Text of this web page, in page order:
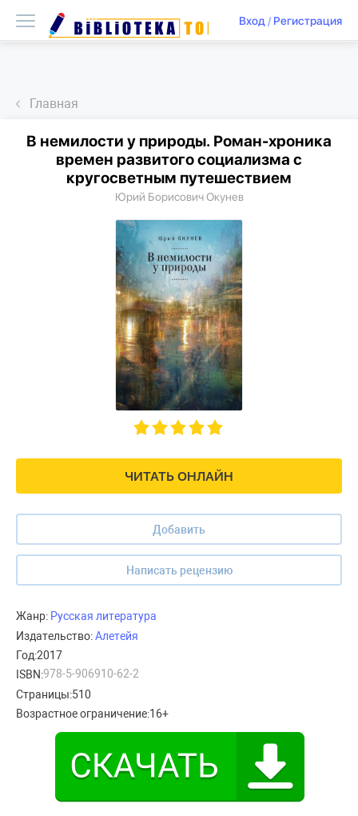
Вход/ Регистрация
Главная
ЧИТАТЬ ОНЛАЙН
Добавить
Написать рецензию
В немилости у природы. Роман-хроника
времен развитого социализма с
кругосветным путешествием
Юрий Борисович Окунев
Жанр: Русская литература
Издательство:Алетейя
Год:2017
ISBN:978-5-906910-62-2
Страницы:510
Возрастное ограничение:16+